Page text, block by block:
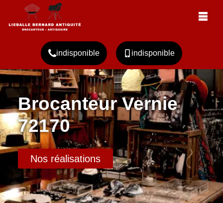
indisponible indisponible
Brocanteur Vernie
72170
Nos réalisations